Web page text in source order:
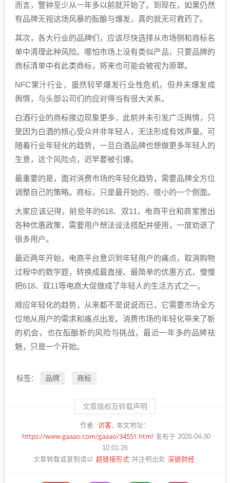
而言，警钟至少从一年多以前就开始了。到现在，如果仍然
有品牌无视这场风暴的酝酿与爆发，真的就无可救药了。
其次，各大行业的品牌们，应该尽快选择从市场侧和商标名
单中清理此种风险。哪怕市场上没有类似产品，只要品牌的
商标清单中有此类商标，将来也可能会被视为原罪。
NFC果汁行业，虽然较早爆发行业性危机，但并未爆发成
舆情，与头部公司们的应对得当有很大关系。
白酒行业的商标擦边现象更多，此前并未引发广泛舆情，只
是因为白酒的核心受众并非年轻人，无法形成有效声量。可
随着行业年轻化的趋势，一旦白酒品牌也想做更多年轻人的
生意，这个风险点，迟早要被引爆。
最重要的是，面对消费市场的年轻化趋势，需要品牌全方位
调整自己的策略。商标，只是最开始的、很小的一个侧面。
大家应该记得，前些年的618、双11，电商平台和商家推出
各种优惠政策，需要用户想法设法搭配并使用，一度劝退了
很多用户。
最近两年开始，电商平台意识到年轻用户的痛点，取消购物
过程中的数学题，转换成最直接、最简单的优惠方式，慢慢
把618、双11等电商大促做成了年轻人的生活方式之一。
顺应年轻化的趋势，从来都不是说说而已，它需要市场全方
位地从用户的需求和痛点出发。消费市场的年轻化带来了新
的机会，也在酝酿新的风险与挑战，最近一年多的品牌祛
魅，只是一个开始。
标签： 品牌 商标
文章版权及转载声明
作者: 访客 本文地址：
https://www.gaaao.com/gaaao/34551.html 发布于 2026-04-30
10:01:26
文章转载或复制请以 超链接形式 并注明出处 深链财经